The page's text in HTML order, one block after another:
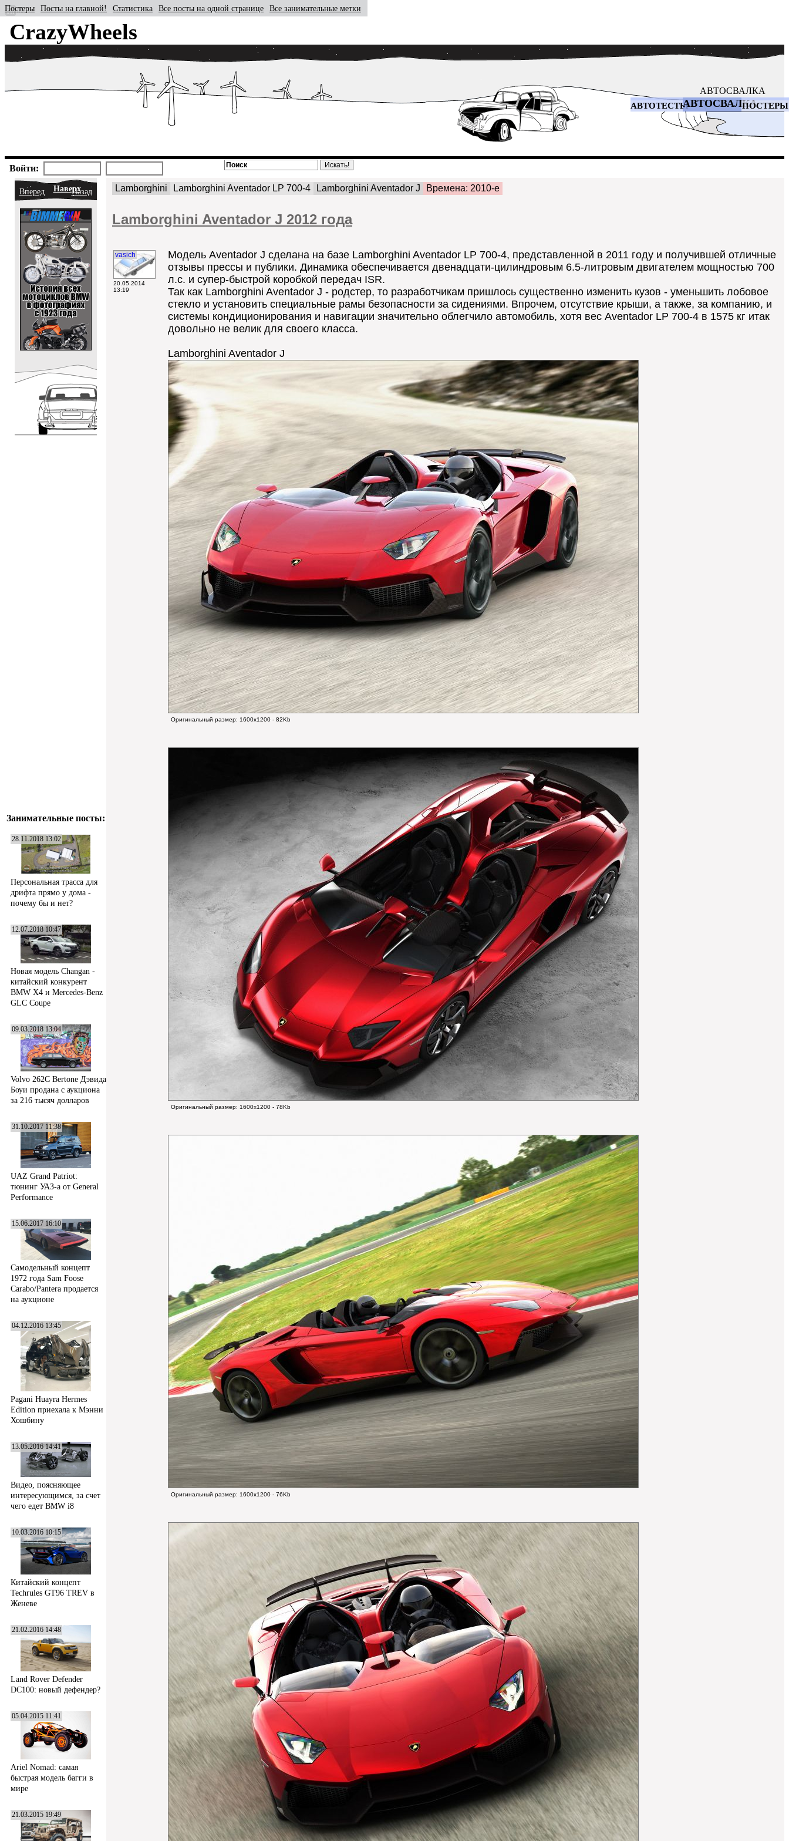
CrazyWheels
АВТОСВАЛКА
АВТОТЕСТЫАВТОСВАЛКАПОСТЕРЫ
Постеры Посты на главной! Статистика Все посты на одной странице Все занимательные метки
Войти:
Вперед НаверхНазад
Занимательные посты:
28.11.2018 13:02
Персональная трасса для
дрифта прямо у дома -
почему бы и нет?
12.07.2018 10:47
Новая модель Changan -
китайский конкурент
BMW X4 и Mercedes-Benz
GLC Coupe
09.03.2018 13:04
Volvo 262C Bertone Дэвида
Боуи продана с аукциона
за 216 тысяч долларов
31.10.2017 11:38
UAZ Grand Patriot:
тюнинг УАЗ-а от General
Performance
15.06.2017 16:10
Самодельный концепт
1972 года Sam Foose
Carabo/Pantera продается
на аукционе
04.12.2016 13:45
Pagani Huayra Hermes
Edition приехала к Мэнни
Хошбину
13.05.2016 14:41
Видео, поясняющее
интересующимся, за счет
чего едет BMW i8
10.03.2016 10:15
Китайский концепт
Techrules GT96 TREV в
Женеве
21.02.2016 14:48
Land Rover Defender
DC100: новый дефендер?
05.04.2015 11:41
Ariel Nomad: самая
быстрая модель багги в
мире
21.03.2015 19:49
Lamborghini Lamborghini Aventador LP 700-4 Lamborghini Aventador J Времена: 2010-e
Lamborghini Aventador J 2012 года
vasich
20.05.2014
13:19
Модель Aventador J сделана на базе Lamborghini Aventador LP 700-4, представленной в 2011 году и получившей отличные
отзывы прессы и публики. Динамика обеспечивается двенадцати-цилиндровым 6.5-литровым двигателем мощностью 700
л.с. и супер-быстрой коробкой передач ISR.
Так как Lamborghini Aventador J - родстер, то разработчикам пришлось существенно изменить кузов - уменьшить лобовое
стекло и установить специальные рамы безопасности за сидениями. Впрочем, отсутствие крыши, а также, за компанию, и
системы кондиционирования и навигации значительно облегчило автомобиль, хотя вес Aventador LP 700-4 в 1575 кг итак
довольно не велик для своего класса.
Lamborghini Aventador J
Оригинальный размер: 1600x1200 - 82Kb
Оригинальный размер: 1600x1200 - 78Kb
Оригинальный размер: 1600x1200 - 76Kb